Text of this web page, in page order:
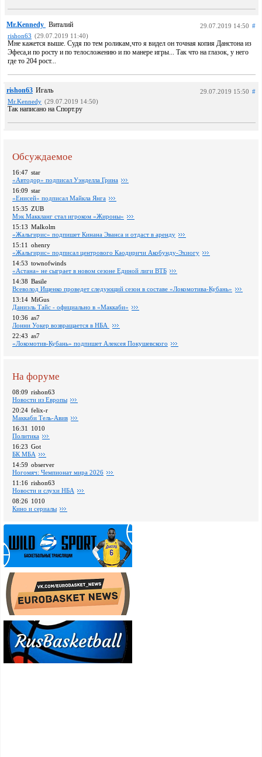
Mr.Kennedy Виталий 29.07.2019 14:50 #
rishon63 (29.07.2019 11:40)
Мне кажется выше. Судя по тем роликам,что я видел он точная копия Данстона из
Эфеса,и по росту и по телосложению и по манере игры... Так что на глазок, у него
где то 204 рост...
rishon63 Игаль 29.07.2019 15:50 #
Mr.Kennedy (29.07.2019 14:50)
Так написано на Спорт.ру
Обсуждаемое
16:47 star
«Автодор» подписал Уэнделла Грина
16:09 star
«Енисей» подписал Майкла Янга
15:35 ZUB
Мэк Маккланг стал игроком «Жироны»
15:13 Malkolm
«Жальгирис» подпишет Кинана Эванса и отдаст в аренду
15:11 ohenry
«Жальгирис» подписал центрового Каодиричи Акобунду-Эхиогу
14:53 townofwinds
«Астана» не сыграет в новом сезоне Единой лиги ВТБ
14:38 Basile
Всеволод Ищенко проведет следующий сезон в составе «Локомотива-Кубань»
13:14 MiGus
Даниэль Тайс - официально в «Маккаби»
10:36 as7
Лонни Уокер возвращается в НБА
22:43 as7
«Локомотив-Кубань» подпишет Алексея Покушевского
На форуме
08:09 rishon63
Новости из Европы
20:24 felix-r
Маккаби Тель-Авив
16:31
1010
Политика
16:23 Got
БК МБА
14:59 observer
Ногомяч: Чемпионат мира 2026
11:16 rishon63
Новости и слухи НБА
08:26 1010
Кино и сериалы